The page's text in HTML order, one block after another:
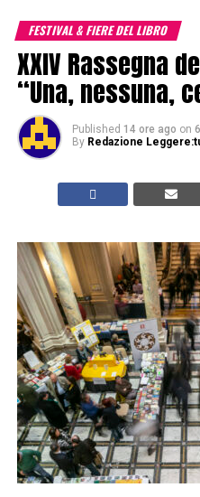
FESTIVAL & FIERE DEL LIBRO
XXIV Rassegna
“Una, nessuna,
Published 14 ore ago on
By Redazione